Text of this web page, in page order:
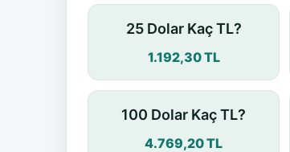
25 Dolar Kaç TL?
1.192,30 TL
100 Dolar Kaç TL?
4.769,20 TL